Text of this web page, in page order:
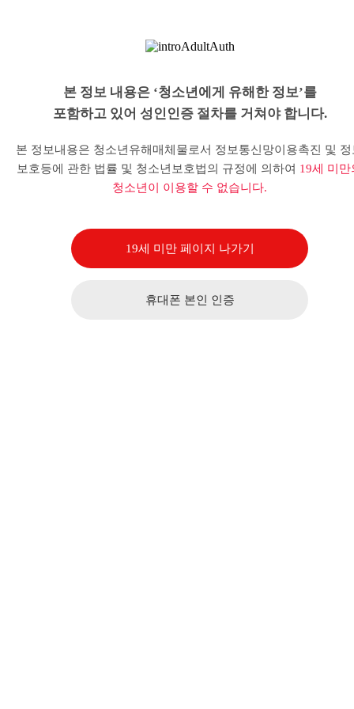
본 정보 내용은 ‘청소년에게 유해한 정보’를
포함하고 있어 성인인증 절차를 거쳐야 합니다.
본 정보내용은 청소년유해매체물로서 정보통신망이용촉진 및 정
보호등에 관한 법률 및 청소년보호법의 규정에 의하여 19세 미만
청소년이 이용할 수 없습니다.
19세 미만 페이지 나가기
휴대폰 본인 인증